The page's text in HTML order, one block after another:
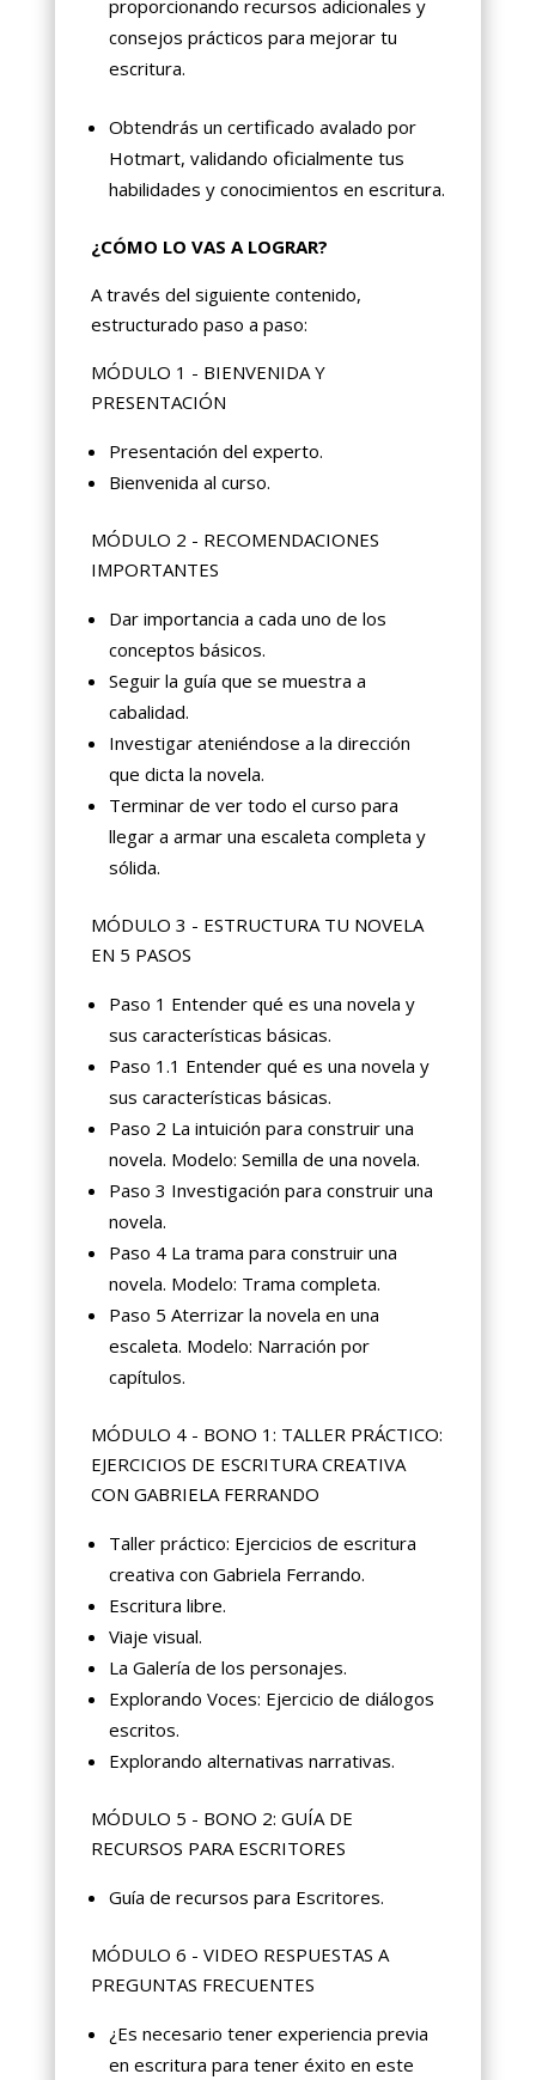
proporcionando recursos adicionales y
consejos prácticos para mejorar tu
escritura.
Obtendrás un certificado avalado por
Hotmart, validando oficialmente tus
habilidades y conocimientos en escritura.
¿CÓMO LO VAS A LOGRAR?
A través del siguiente contenido,
estructurado paso a paso:
MÓDULO 1 - BIENVENIDA Y
PRESENTACIÓN
Presentación del experto.
Bienvenida al curso.
MÓDULO 2 - RECOMENDACIONES
IMPORTANTES
Dar importancia a cada uno de los
conceptos básicos.
Seguir la guía que se muestra a
cabalidad.
Investigar ateniéndose a la dirección
que dicta la novela.
Terminar de ver todo el curso para
llegar a armar una escaleta completa y
sólida.
MÓDULO 3 - ESTRUCTURA TU NOVELA
EN 5 PASOS
Paso 1 Entender qué es una novela y
sus características básicas.
Paso 1.1 Entender qué es una novela y
sus características básicas.
Paso 2 La intuición para construir una
novela. Modelo: Semilla de una novela.
Paso 3 Investigación para construir una
novela.
Paso 4 La trama para construir una
novela. Modelo: Trama completa.
Paso 5 Aterrizar la novela en una
escaleta. Modelo: Narración por
capítulos.
MÓDULO 4 - BONO 1: TALLER PRÁCTICO:
EJERCICIOS DE ESCRITURA CREATIVA
CON GABRIELA FERRANDO
Taller práctico: Ejercicios de escritura
creativa con Gabriela Ferrando.
Escritura libre.
Viaje visual.
La Galería de los personajes.
Explorando Voces: Ejercicio de diálogos
escritos.
Explorando alternativas narrativas.
MÓDULO 5 - BONO 2: GUÍA DE
RECURSOS PARA ESCRITORES
Guía de recursos para Escritores.
MÓDULO 6 - VIDEO RESPUESTAS A
PREGUNTAS FRECUENTES
¿Es necesario tener experiencia previa
en escritura para tener éxito en este